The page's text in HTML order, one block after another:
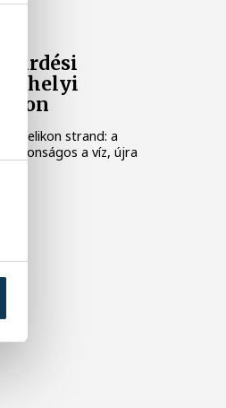
fürdési
Helikon strand: a
biztonságos a víz, újra